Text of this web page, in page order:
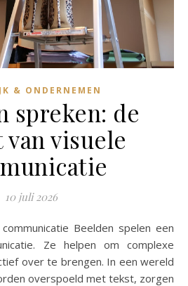
& ONDERNEMEN
spreken: de
visuele
10 juli 2026
Ze helpen om complexe
over te brengen. In een wereld
overspoeld met tekst, zorgen